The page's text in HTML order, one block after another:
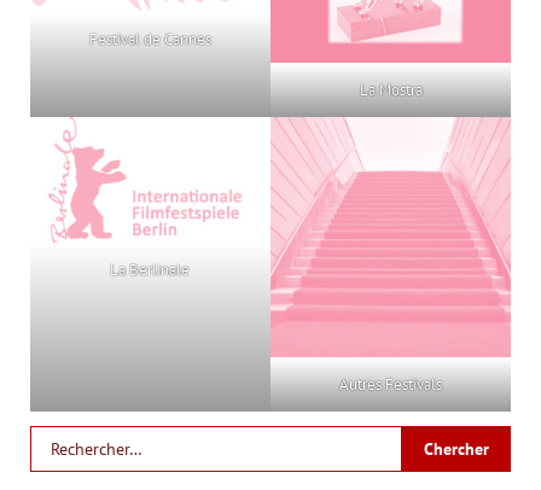
Festival de Cannes
La Mostra
La Berlinale
Autres Festivals